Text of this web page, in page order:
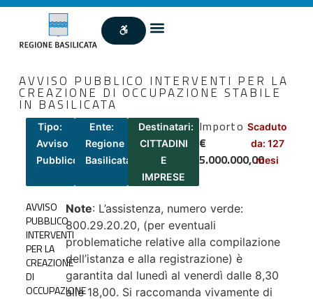
AVVISO PUBBLICO INTERVENTI PER LA
CREAZIONE DI OCCUPAZIONE STABILE
IN BASILICATA
Tipo:
Avviso
Pubblico
Ente:
Regione
Basilicata
Destinatari:
CITTADINI
E
IMPRESE
Importo
€
5.000.000,00
Scaduto
da: 127
mesi
AVVISO
PUBBLICO
INTERVENTI
PER LA
CREAZIONE
DI
OCCUPAZIONE
Note: L’assistenza, numero verde:
800.29.20.20, (per eventuali
problematiche relative alla compilazione
dell’istanza e alla registrazione) è
garantita dal lunedì al venerdì dalle 8,30
alle 18,00. Si raccomanda vivamente di